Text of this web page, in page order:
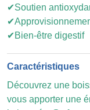
✔Soutien
✔Bien-être digestif
Caractéristiques
Découvrez une
vous apporter une